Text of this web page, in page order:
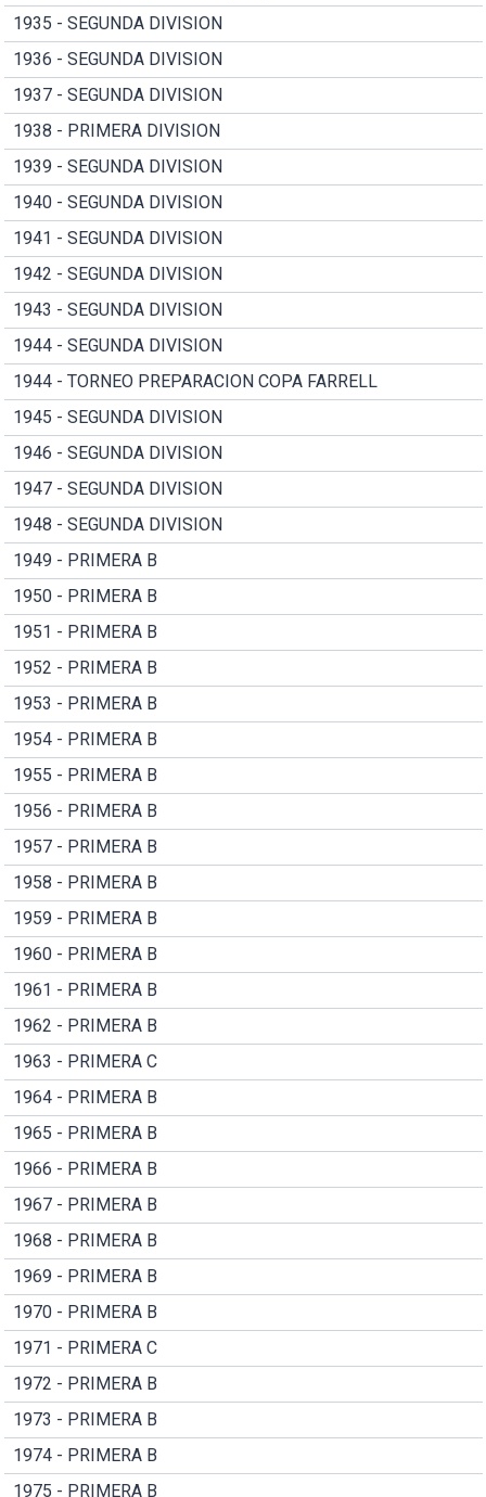
1935 - SEGUNDA DIVISION
1936 - SEGUNDA DIVISION
1937 - SEGUNDA DIVISION
1938 - PRIMERA DIVISION
1939 - SEGUNDA DIVISION
1940 - SEGUNDA DIVISION
1941 - SEGUNDA DIVISION
1942 - SEGUNDA DIVISION
1943 - SEGUNDA DIVISION
1944 - SEGUNDA DIVISION
1944 - TORNEO PREPARACION COPA FARRELL
1945 - SEGUNDA DIVISION
1946 - SEGUNDA DIVISION
1947 - SEGUNDA DIVISION
1948 - SEGUNDA DIVISION
1949 - PRIMERA B
1950 - PRIMERA B
1951 - PRIMERA B
1952 - PRIMERA B
1953 - PRIMERA B
1954 - PRIMERA B
1955 - PRIMERA B
1956 - PRIMERA B
1957 - PRIMERA B
1958 - PRIMERA B
1959 - PRIMERA B
1960 - PRIMERA B
1961 - PRIMERA B
1962 - PRIMERA B
1963 - PRIMERA C
1964 - PRIMERA B
1965 - PRIMERA B
1966 - PRIMERA B
1967 - PRIMERA B
1968 - PRIMERA B
1969 - PRIMERA B
1970 - PRIMERA B
1971 - PRIMERA C
1972 - PRIMERA B
1973 - PRIMERA B
1974 - PRIMERA B
1975 - PRIMERA B